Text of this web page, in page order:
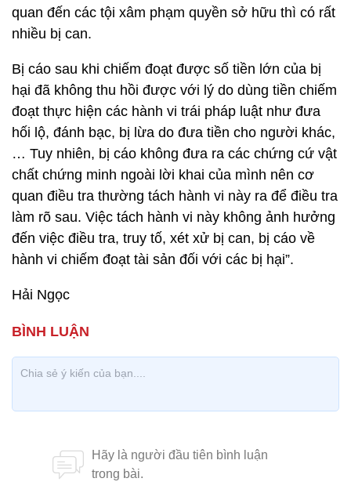
quan đến các tội xâm phạm quyền sở hữu thì có rất
nhiều bị can.
Bị cáo sau khi chiếm đoạt được số tiền lớn của bị
hại đã không thu hồi được với lý do dùng tiền chiếm
đoạt thực hiện các hành vi trái pháp luật như đưa
hối lộ, đánh bạc, bị lừa do đưa tiền cho người khác,
… Tuy nhiên, bị cáo không đưa ra các chứng cứ vật
chất chứng minh ngoài lời khai của mình nên cơ
quan điều tra thường tách hành vi này ra để điều tra
làm rõ sau. Việc tách hành vi này không ảnh hưởng
đến việc điều tra, truy tố, xét xử bị can, bị cáo về
hành vi chiếm đoạt tài sản đối với các bị hại”.
Hải Ngọc